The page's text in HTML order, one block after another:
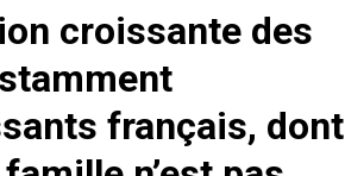
croissante des
français, dont